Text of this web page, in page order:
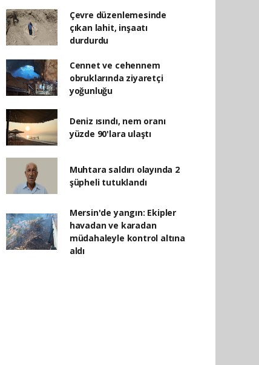
Çevre düzenlemesinde
çıkan lahit, inşaatı
durdurdu
Cennet ve cehennem
obruklarında ziyaretçi
yoğunluğu
Deniz ısındı, nem oranı
yüzde 90'lara ulaştı
Muhtara saldırı olayında 2
şüpheli tutuklandı
Mersin'de yangın: Ekipler
havadan ve karadan
müdahaleyle kontrol altına
aldı